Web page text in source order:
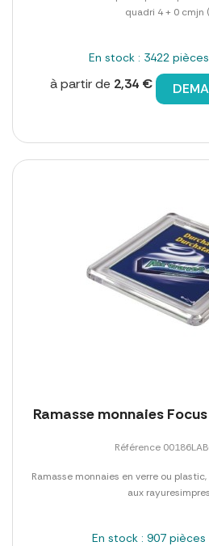
quadri 4 + 0 cmjn
En stock : 3422
à partir de 2,34 €
Ramasse monnaies
Référence
Ramasse monnaies en verre ou
aux
En stock : 907